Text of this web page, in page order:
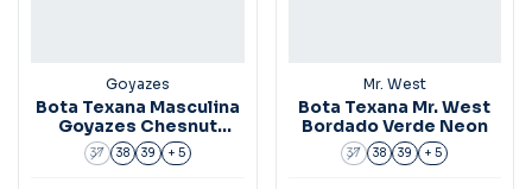
Goyazes
Bota Texana Masculina
Goyazes Chesnut
Ref.226502-Cp
37 38 39 + 5
Mr. West
Bota Texana Mr. West
Bordado Verde Neon
37 38 39 + 5